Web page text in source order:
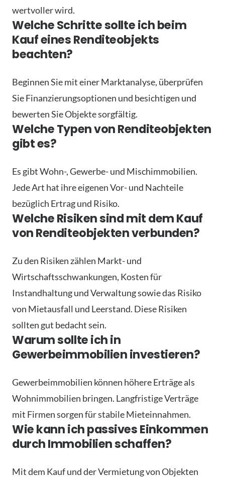
wertvoller wird.
Welche Schritte sollte ich beim
Kauf eines Renditeobjekts
beachten?
Beginnen Sie mit einer Marktanalyse, überprüfen
Sie Finanzierungsoptionen und besichtigen und
bewerten Sie Objekte sorgfältig.
Welche Typen von Renditeobjekten
gibt es?
Es gibt Wohn-, Gewerbe- und Mischimmobilien.
Jede Art hat ihre eigenen Vor- und Nachteile
bezüglich Ertrag und Risiko.
Welche Risiken sind mit dem Kauf
von Renditeobjekten verbunden?
Zu den Risiken zählen Markt- und
Wirtschaftsschwankungen, Kosten für
Instandhaltung und Verwaltung sowie das Risiko
von Mietausfall und Leerstand. Diese Risiken
sollten gut bedacht sein.
Warum sollte ich in
Gewerbeimmobilien investieren?
Gewerbeimmobilien können höhere Erträge als
Wohnimmobilien bringen. Langfristige Verträge
mit Firmen sorgen für stabile Mieteinnahmen.
Wie kann ich passives Einkommen
durch Immobilien schaffen?
Mit dem Kauf und der Vermietung von Objekten